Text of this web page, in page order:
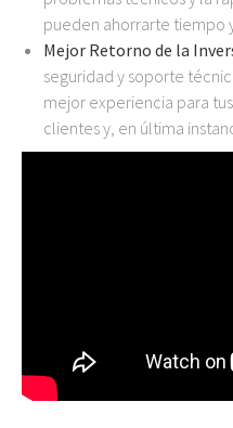
pueden ahorrarte tiempo
Mejor Retorno de la
seguridad y soporte
mejor experiencia para
clientes y, en última